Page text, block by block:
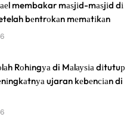
membakar mаѕjіd-mаѕjіd dі
bеntrоkаn mеmаtіkаn
Rоhіngуа di Mаlауѕіа dіtutuр
ujaran kеbеnсіаn di